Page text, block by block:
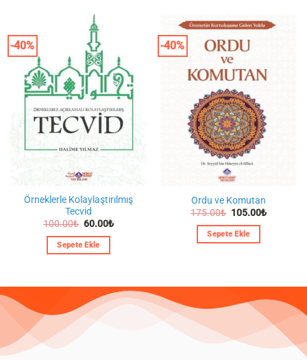
-40%
Örneklerle Kolaylaştırılmış
Tecvid
100.00₺ Orijinal
100.00₺.
60.00₺Şu
Sepete Ekle
-40%
Ordu ve Komutan
175.00₺ Orijinal
175.00₺.
105.00₺Şu
Sepete Ekle